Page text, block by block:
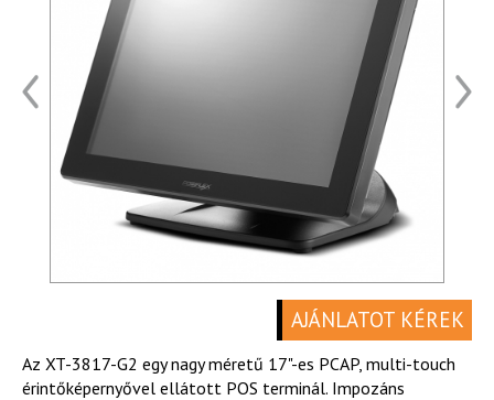
AJÁNLATOT KÉREK
Az XT-3817-G2 egy nagy méretű 17"-es PCAP, multi-touch
érintőképernyővel ellátott POS terminál. Impozáns